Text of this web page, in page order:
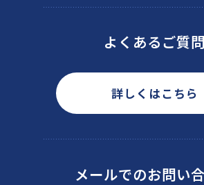
よくあるご質問
詳しくはこちら
メールでのお問い